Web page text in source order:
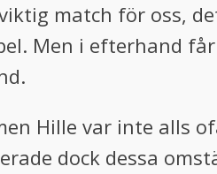
match för oss,
Men i efterhand
Hille var inte alls
dock dessa